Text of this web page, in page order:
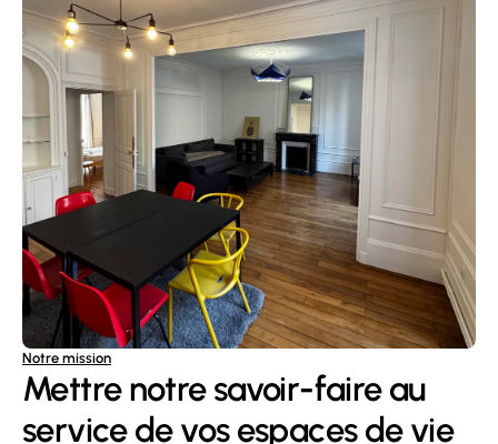
Notre mission
Mettre notre savoir-faire au
service de vos espaces de vie